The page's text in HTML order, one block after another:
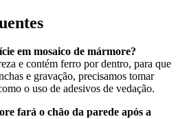
em mosaico de mármore?
e contém ferro por dentro, para que
e gravação, precisamos tomar
o uso de adesivos de vedação.
fará o chão da parede após a